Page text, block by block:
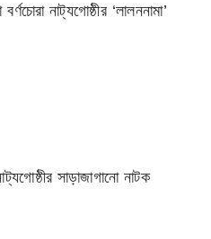
নাট্যগোষ্ঠীর ‘লালননামা’
সাড়াজাগানো নাটক